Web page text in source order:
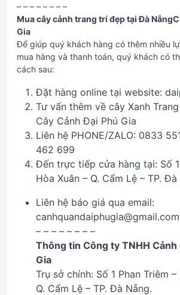
– – – – – – – –
Mua cây cảnh trang trí đẹp tại Đà Nẵng
Gia
Để giúp quý khách hàng có thêm nhiều
mua hàng và thanh toán, quý khách có
cách sau:
Đặt hàng online tại website:
Tư vấn thêm về cây Xanh
Cây Cảnh Đại Phú Gia
Liên hệ PHONE/ZALO: 0833
462 699
Đến trực tiếp cửa hàng tại: Số 1
Hòa Xuân – Q. Cẩm Lệ – TP. Đà
Liên hệ báo giá qua email:
canhquandaiphugia@gmail.com
– – – – – – – –
Thông tin Công ty TNHH Cảnh
Gia
Trụ sở chính: Số 1 Phan Triêm –
Q. Cẩm Lệ – TP. Đà Nẵng.